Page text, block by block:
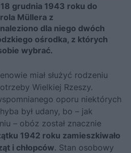
grudnia 1943 roku do
Müllera z
dla niego dwóch
ośrodka, z których
wybrać.
miał służyć rodzeniu
Wielkiej Rzeszy.
oporu niektórych
był udany, bo – jak
– obóz został znacznie
1942 roku zamieszkiwało
i chłopców. Stan osobowy